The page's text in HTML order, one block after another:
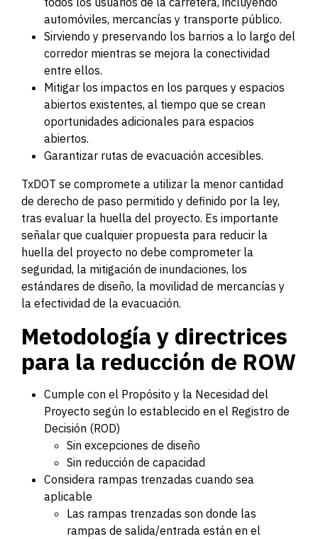
automóviles, mercancías y transporte público.
Sirviendo y preservando los barrios a lo largo del
corredor mientras se mejora la conectividad
entre ellos.
Mitigar los impactos en los parques y espacios
abiertos existentes, al tiempo que se crean
oportunidades adicionales para espacios
abiertos.
Garantizar rutas de evacuación accesibles.
TxDOT se compromete a utilizar la menor cantidad
de derecho de paso permitido y definido por la ley,
tras evaluar la huella del proyecto. Es importante
señalar que cualquier propuesta para reducir la
huella del proyecto no debe comprometer la
seguridad, la mitigación de inundaciones, los
estándares de diseño, la movilidad de mercancías y
la efectividad de la evacuación.
Metodología y directrices
para la reducción de ROW
Cumple con el Propósito y la Necesidad del
Proyecto según lo establecido en el Registro de
Decisión (ROD)
Sin excepciones de diseño
Sin reducción de capacidad
Considera rampas trenzadas cuando sea
aplicable
Las rampas trenzadas son donde las
rampas de salida/entrada están en el